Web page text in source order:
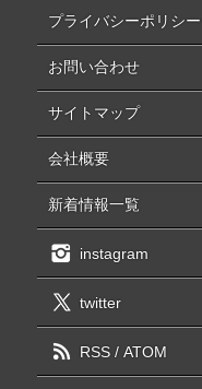
プライバシーポリシー
お問い合わせ
サイトマップ
会社概要
新着情報一覧
instagram
twitter
RSS/ ATOM